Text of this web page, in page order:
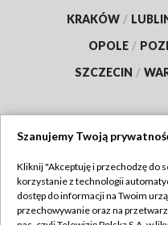
KRAKÓW /
OPOLE /
SZCZECIN /
Abonament TVP
Szanujemy Twoją
Kliknij "Akceptuję i przechodzę do
korzystanie z technologii
dostęp do informacji na Twoim
przechowywanie oraz na